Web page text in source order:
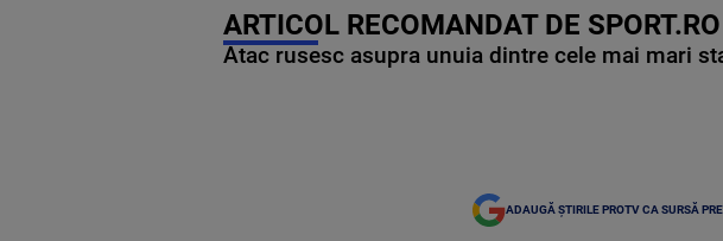
ARTICOL RECOMANDAT DE SPORT.RO
Atac rusesc asupra unuia dintre cele mai mari
ADAUGĂ ȘTIRILE PROTV CA SURSĂ